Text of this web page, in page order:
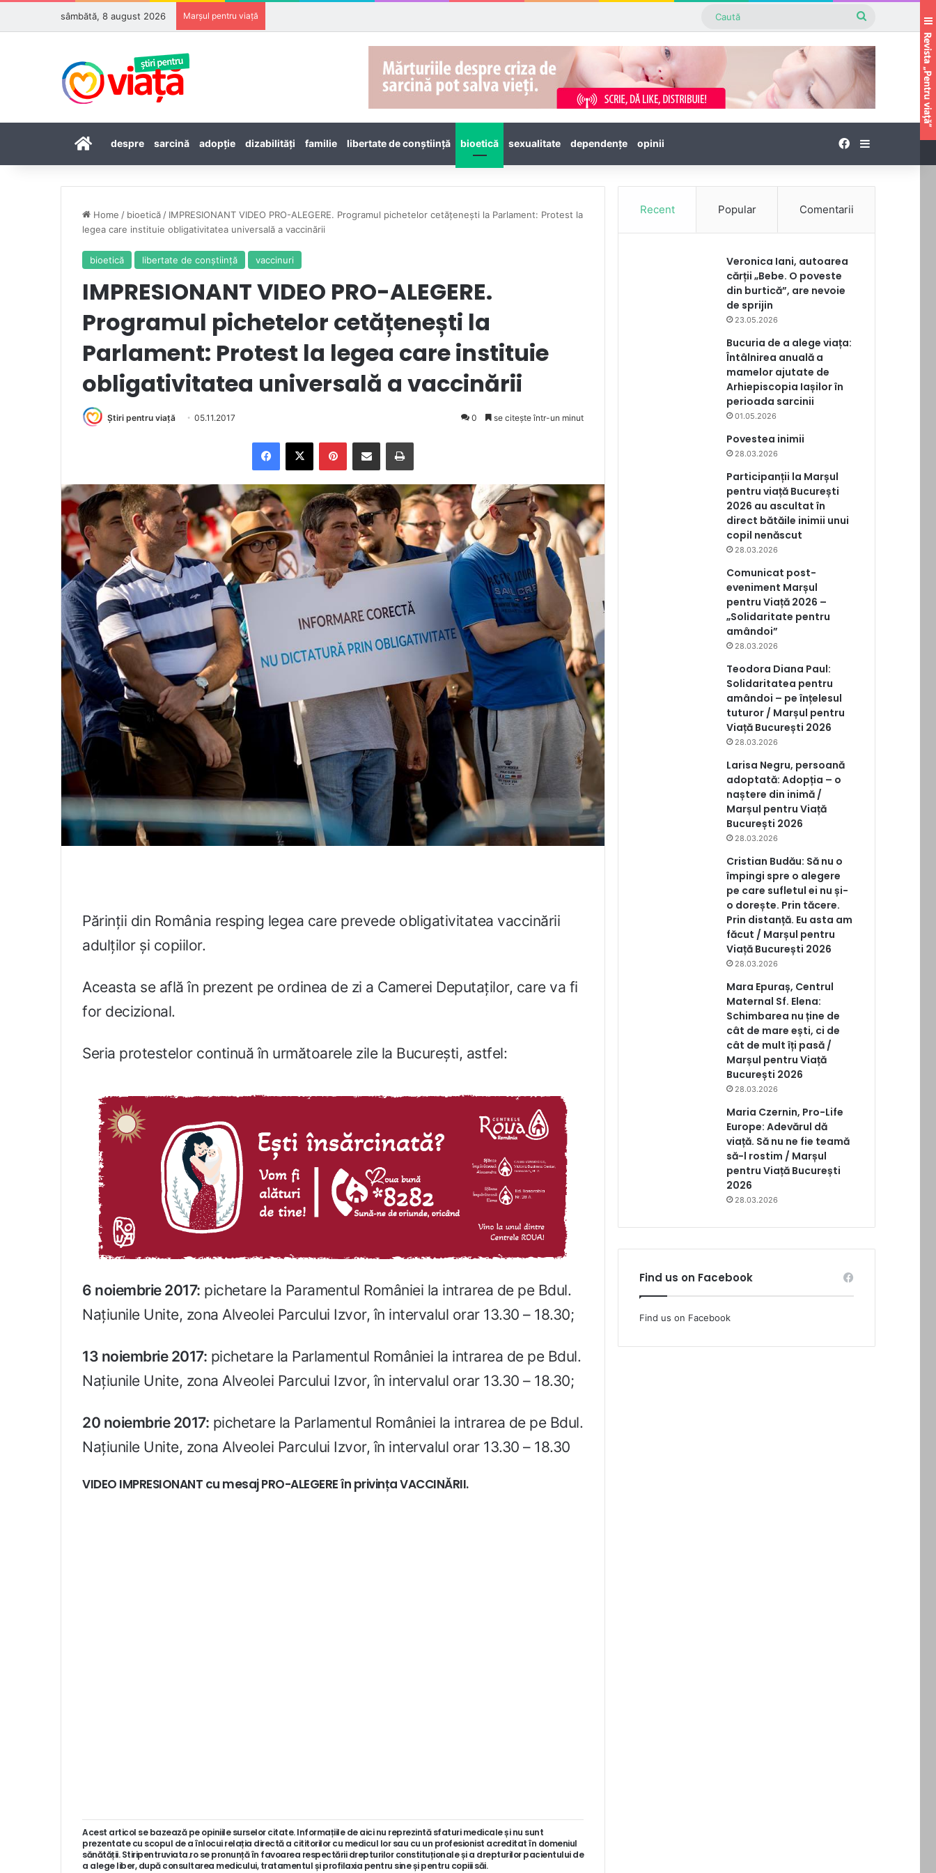
sâmbătă, 8 august 2026 Marșul pentru viață
Prima pagină
despre sarcină adopţie dizabilităţi familie libertate de conștiință bioetică sexualitate dependenţe opinii Facebook
Home / bioetică / IMPRESIONANT VIDEO PRO-ALEGERE. Programul pichetelor cetățenești la Parlament: Protest la
legea care instituie obligativitatea universală a vaccinării
bioetică libertate de conștiință vaccinuri
IMPRESIONANT VIDEO PRO-ALEGERE.
Programul pichetelor cetățenești la
Parlament: Protest la legea care instituie
obligativitatea universală a vaccinării
Știri pentru viață 05.11.2017 0 se citește într-un minut
Părinții din România resping legea care prevede obligativitatea vaccinării
adulților și copiilor.
Aceasta se află în prezent pe ordinea de zi a Camerei Deputaților, care va fi
for decizional.
Seria protestelor continuă în următoarele zile la București, astfel:
6 noiembrie 2017: pichetare la Paramentul României la intrarea de pe Bdul.
Națiunile Unite, zona Alveolei Parcului Izvor, în intervalul orar 13.30 – 18.30;
13 noiembrie 2017: pichetare la Parlamentul României la intrarea de pe Bdul.
Națiunile Unite, zona Alveolei Parcului Izvor, în intervalul orar 13.30 – 18.30;
20 noiembrie 2017: pichetare la Parlamentul României la intrarea de pe Bdul.
Națiunile Unite, zona Alveolei Parcului Izvor, în intervalul orar 13.30 – 18.30
VIDEO IMPRESIONANT cu mesaj PRO-ALEGERE în privința VACCINĂRII.
Acest articol se bazează pe opiniile surselor citate. Informațiile de aici nu reprezintă sfaturi medicale și nu sunt
prezentate cu scopul de a înlocui relația directă a cititorilor cu medicul lor sau cu un profesionist acreditat în domeniul
sănătății. Stiripentruviata.ro se pronunță în favoarea respectării drepturilor constituționale și a drepturilor pacientului de
a alege liber, după consultarea medicului, tratamentul și profilaxia pentru sine și pentru copiii săi.
Recent Popular Comentarii
Veronica Iani, autoarea
cărții „Bebe. O poveste
din burtică”, are nevoie
de sprijin
23.05.2026
Bucuria de a alege viața:
Întâlnirea anuală a
mamelor ajutate de
Arhiepiscopia Iașilor în
perioada sarcinii
01.05.2026
Povestea inimii
28.03.2026
Participanții la Marșul
pentru viață București
2026 au ascultat în
direct bătăile inimii unui
copil nenăscut
28.03.2026
Comunicat post-
eveniment Marșul
pentru Viață 2026 –
„Solidaritate pentru
amândoi”
28.03.2026
Teodora Diana Paul:
Solidaritatea pentru
amândoi – pe înțelesul
tuturor / Marșul pentru
Viață București 2026
28.03.2026
Larisa Negru, persoană
adoptată: Adopția – o
naștere din inimă /
Marșul pentru Viață
București 2026
28.03.2026
Cristian Budău: Să nu o
împingi spre o alegere
pe care sufletul ei nu și-
o dorește. Prin tăcere.
Prin distanță. Eu asta am
făcut / Marșul pentru
Viață București 2026
28.03.2026
Mara Epuraș, Centrul
Maternal Sf. Elena:
Schimbarea nu ține de
cât de mare ești, ci de
cât de mult îți pasă /
Marșul pentru Viață
București 2026
28.03.2026
Maria Czernin, Pro-Life
Europe: Adevărul dă
viață. Să nu ne fie teamă
să-l rostim / Marșul
pentru Viață București
2026
28.03.2026
Find us on Facebook
Find us on Facebook